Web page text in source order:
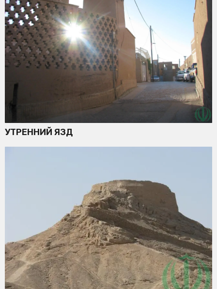
УТРЕННИЙ ЯЗД